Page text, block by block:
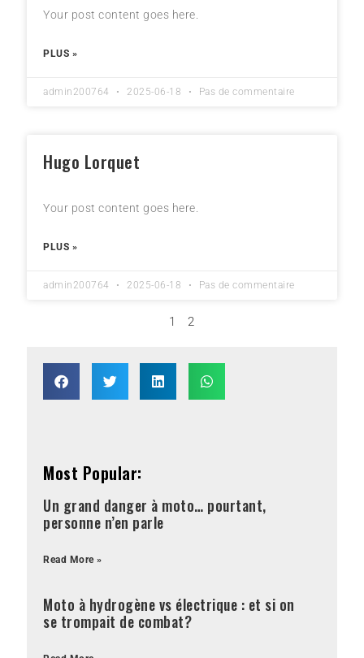
Your post content goes here.
PLUS »
admin200764 2025-06-18 Pas de commentaire
Hugo Lorquet
Your post content goes here.
PLUS »
admin200764 2025-06-18 Pas de commentaire
1 2
Most Popular:
Un grand danger à moto… pourtant,
personne n’en parle
Read More »
Moto à hydrogène vs électrique : et si on
se trompait de combat?